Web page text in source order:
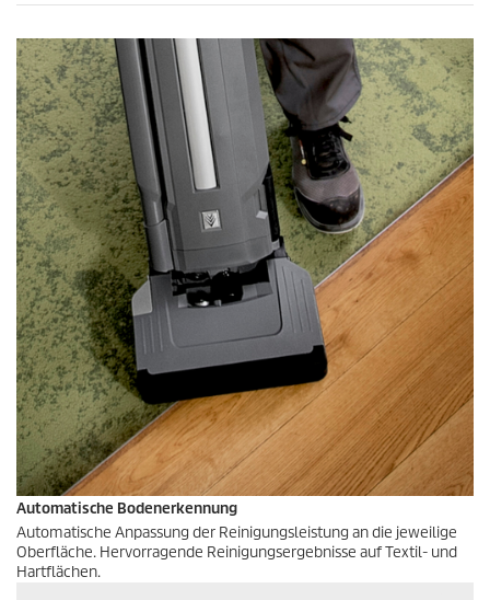
Automatische Bodenerkennung
Automatische Anpassung der Reinigungsleistung an die jeweilige
Oberfläche. Hervorragende Reinigungsergebnisse auf Textil- und
Hartflächen.